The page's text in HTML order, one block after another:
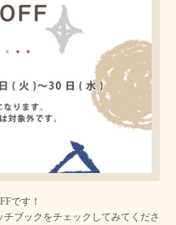
です！
ブックをチェックしてみてくださ